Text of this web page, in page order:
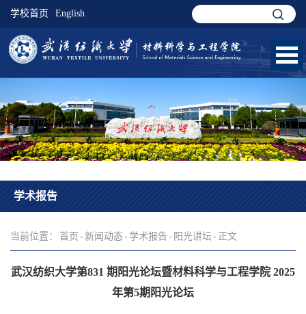
学校首页 English
学术报告
当前位置： 首页 - 新闻动态- 学术报告 - 阳光讲坛- 正文
武汉纺织大学第831 期阳光论坛暨材料科学与工程学院 2025
年第5期阳光论坛